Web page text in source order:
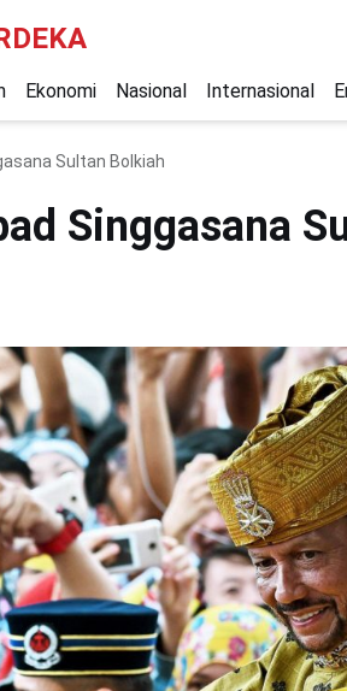
Ekonomi Nasional Internasional
Sultan Bolkiah
Singgasana